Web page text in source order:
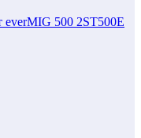
500 2ST500E